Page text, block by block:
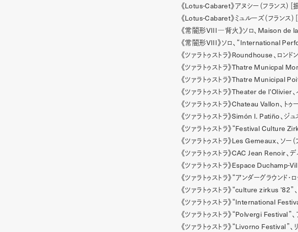
《Lotus-Cabaret》アヌシー（フランス）
《Lotus-Cabaret》ミュルーズ（フランス
《常闇形VIII―背火》ソロ、 Maison de
《常闇形VIII》ソロ、“International
《ツァラトゥストラ》Roundhouse 、ロンド
《ツァラトゥストラ》Thatre Municpal
《ツァラトゥストラ》Thatre Municipal
《ツァラトゥストラ》Theater de l’Olivier
《ツァラトゥストラ》Chateau Vallon、ト
《ツァラトゥストラ》Simón I. Patiño、ジ
《ツァラトゥストラ》“Festival Culture
《ツァラトゥストラ》Les Gemeaux、ソー
《ツァラトゥストラ》CAC Jean Renoir、
《ツァラトゥストラ》Espace Duchamp-
《ツァラトゥストラ》“アンダーグラウンド
《ツァラトゥストラ》“culture zirkus ’82”
《ツァラトゥストラ》“International
《ツァラトゥストラ》“Polvergi Festival”
《ツァラトゥストラ》“Livorno Festival”、